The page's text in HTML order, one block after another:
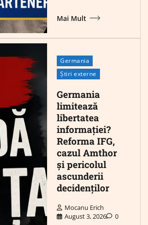
Mai Mult
Germania
Știri externe
Germania
limitează
libertatea
informației?
Reforma IFG,
cazul Amthor
și pericolul
ascunderii
decidenților
Mocanu Erich
August 3, 2026
0